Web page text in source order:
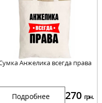
Анжелика всегда права
Подробнее 270 грн.